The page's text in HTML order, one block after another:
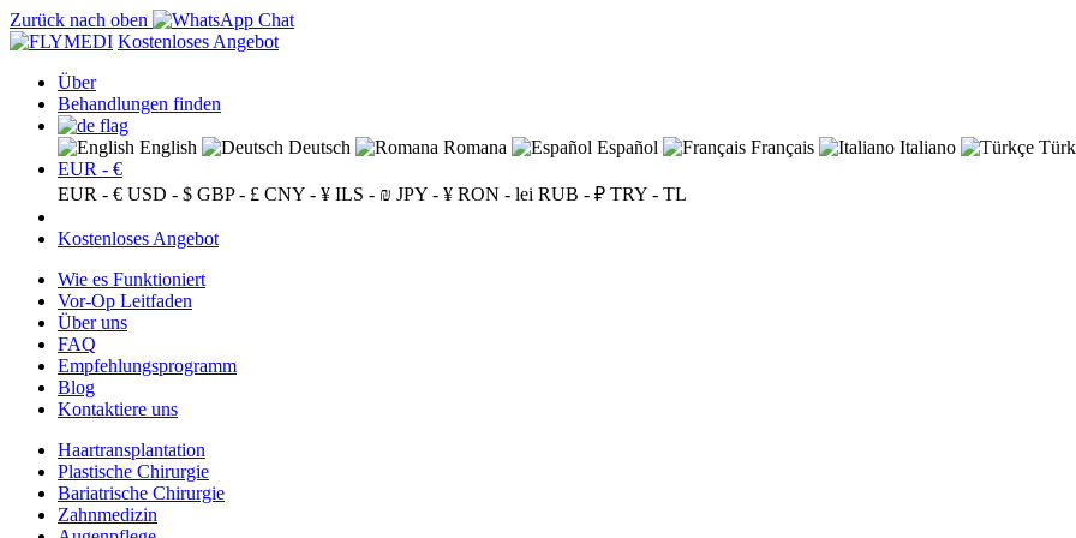
Zurück nach oben
Kostenloses Angebot
Über
Behandlungen finden
English Deutsch Romana Español Français Italiano
EUR - €
EUR - € USD - $ GBP - £ CNY - ¥ ILS - ₪ JPY - ¥ RON - lei RUB - ₽ TRY - TL
Kostenloses Angebot
Wie es Funktioniert
Vor-Op Leitfaden
Über uns
FAQ
Empfehlungsprogramm
Blog
Kontaktiere uns
Haartransplantation
Plastische Chirurgie
Bariatrische Chirurgie
Zahnmedizin